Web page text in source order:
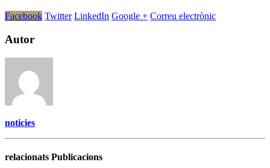
Facebook Twitter LinkedIn Google + Correu electrònic
Autor
noticies
relacionats Publicacions